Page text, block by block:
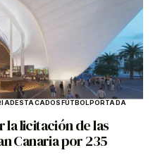
DESTACADOSFÚTBOLPORTADA
la licitación de las
Canaria por 235